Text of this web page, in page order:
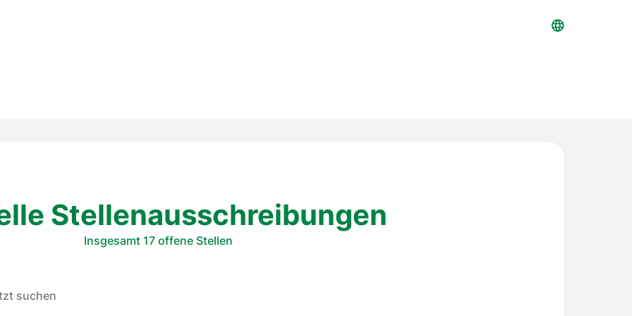
Stellenausschreibungen
Insgesamt 17 offene Stellen